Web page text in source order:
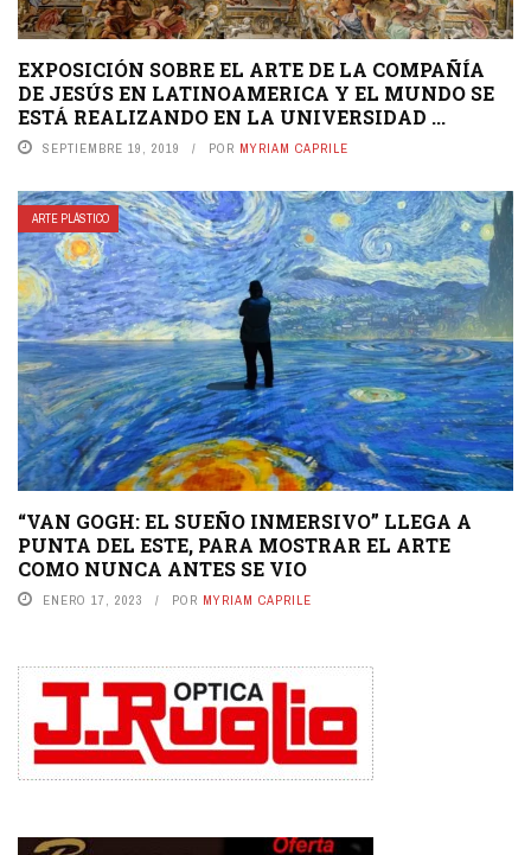
EXPOSICIÓN SOBRE EL ARTE DE LA COMPAÑÍA
DE JESÚS EN LATINOAMERICA Y EL MUNDO SE
ESTÁ REALIZANDO EN LA UNIVERSIDAD ...
SEPTIEMBRE 19, 2019 POR MYRIAM CAPRILE
ARTE PLÁSTICO
“VAN GOGH: EL SUEÑO INMERSIVO” LLEGA A
PUNTA DEL ESTE, PARA MOSTRAR EL ARTE
COMO NUNCA ANTES SE VIO
ENERO 17, 2023 POR MYRIAM CAPRILE